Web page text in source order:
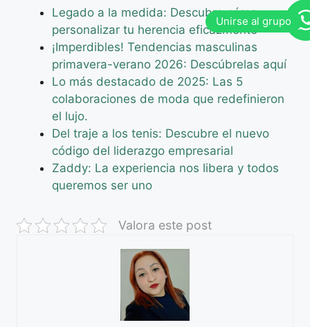
Legado a la medida: Descubre cómo
personalizar tu herencia eficazmente
¡Imperdibles! Tendencias masculinas
primavera-verano 2026: Descúbrelas aquí
Lo más destacado de 2025: Las 5
colaboraciones de moda que redefinieron
el lujo.
Del traje a los tenis: Descubre el nuevo
código del liderazgo empresarial
Zaddy: La experiencia nos libera y todos
queremos ser uno
Valora este post